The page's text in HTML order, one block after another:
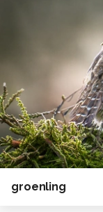
groenling